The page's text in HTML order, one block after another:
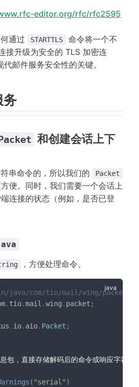
editor.org/rfc/rfc2595
通过 STARTTLS
命令将一个不
接升级为安全的 TLS 加密连
邮件服务安全性的关键。
务
和创建会话上下
串命令的，所以我们的 Packet
便。同时，我们需要一个会话上
连接的状态（例如，是否已登
，方便处理命令。
java/com/tio/mail/wing/packet/
. tio.mail .wing . packet ;
. io. aio. Packet ;
包，直接存储解码后的命令或响应字符串
( "serial" )